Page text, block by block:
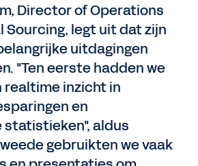
Director of Operations
Sourcing, legt uit dat zijn
uitdagingen
"Ten eerste hadden we
realtime inzicht in
en
aldus
gebruikten we vaak